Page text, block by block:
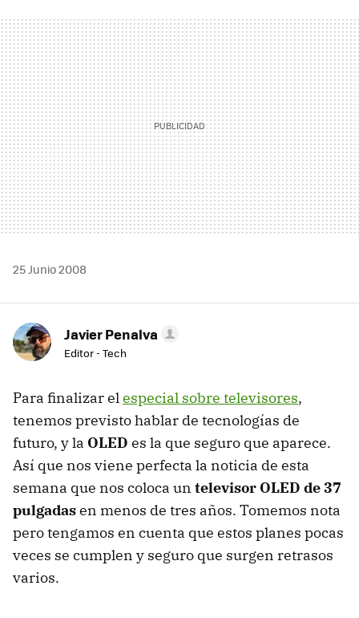
MAIL
25 Junio 2008
Javier Penalva
Editor - Tech
Para finalizar elespecial sobre televisores,
tenemos previsto hablar de tecnologías de
futuro, y la OLED es la que seguro que aparece.
Así que nos viene perfecta la noticia de esta
semana que nos coloca un televisor OLED de 37
pulgadasen menos de tres años. Tomemos nota
pero tengamos en cuenta que estos planes pocas
veces se cumplen y seguro que surgen retrasos
varios.